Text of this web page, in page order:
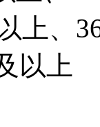
上、
以上